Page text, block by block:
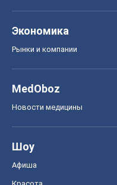
Экономика
Рынки и компании
MedOboz
Новости медицины
Шоу
Афиша